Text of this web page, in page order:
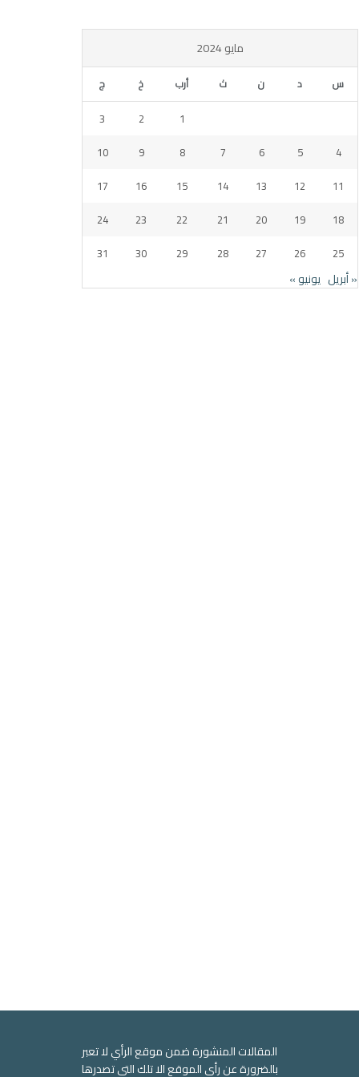
مايو 2024
س د ن ث أرب خ ج
1
2
3
4
5
6
7
8
9
10
11
12
13
14
15
16
17
18
19
20
21
22
23
24
25
26
27
28
29
30
31
« أبريل يونيو »
المقالات المنشورة ضمن موقع الرأي لا تعبر
بالضرورة عن رأي الموقع الا تلك التي تصدرها